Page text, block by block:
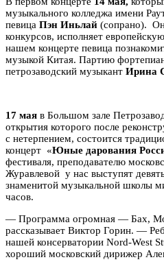
музыкального колледжа имени
певица Пэн Иньлай (сопрано).
конкурсов, исполняет
нашем концерте певица
музыкой Китая. Партию
петрозаводский музыкант Ирина
17 мая в Большом зале
открытия которого после
с нетерпением, состоится
концерт «Юные дарования
фестиваля, преподавателю
Журавлевой у нас выступят
знаменитой музыкальной школы
часов.
— Программа огромная — Бах,
рассказывает Виктор Горин. —
нашей консерватории Nord-West
хороший московский дирижер